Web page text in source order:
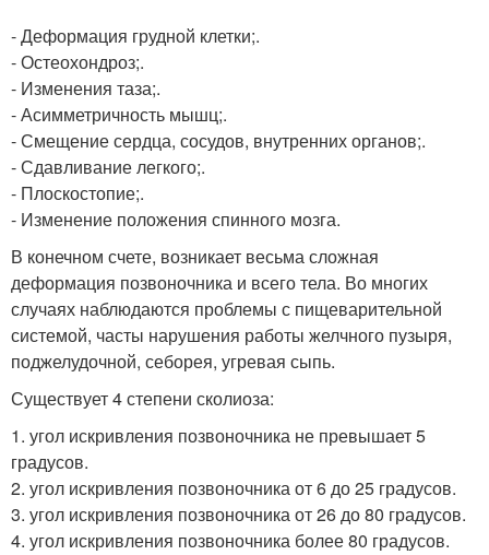
- Деформация грудной клетки;.
- Остеохондроз;.
- Изменения таза;.
- Асимметричность мышц;.
- Смещение сердца, сосудов, внутренних органов;.
- Сдавливание легкого;.
- Плоскостопие;.
- Изменение положения спинного мозга.
В конечном счете, возникает весьма сложная
деформация позвоночника и всего тела. Во многих
случаях наблюдаются проблемы с пищеварительной
системой, часты нарушения работы желчного пузыря,
поджелудочной, себорея, угревая сыпь.
Существует 4 степени сколиоза:
1. угол искривления позвоночника не превышает 5
градусов.
2. угол искривления позвоночника от 6 до 25 градусов.
3. угол искривления позвоночника от 26 до 80 градусов.
4. угол искривления позвоночника более 80 градусов.